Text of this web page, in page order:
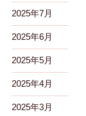
2025年7月
2025年6月
2025年5月
2025年4月
2025年3月